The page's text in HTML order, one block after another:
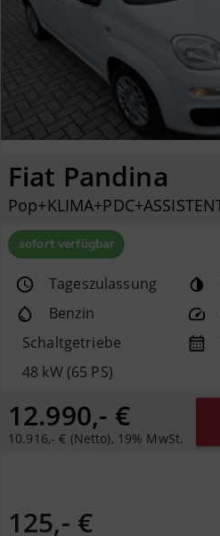
Fiat Pandina
sofort verfügbar
Tageszulassung
Benzin
Schaltgetriebe
48 kW (65 PS)
12.990,- €
10.916,- € (Netto), 19% MwSt.
125,- €